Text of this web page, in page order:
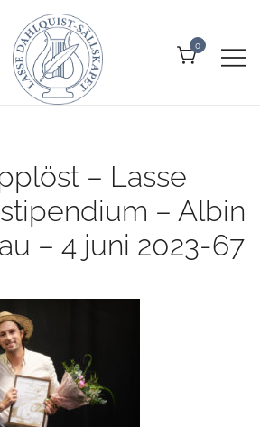
och skådespelare
0
– Lasse
– Albin
– 4 juni 2023-67